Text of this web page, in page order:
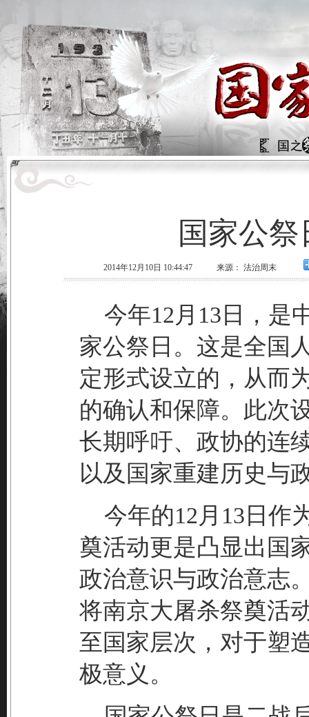
国家公
2014年12月10日 10:44:47 来源： 法治周末
今年12月13日，是
家公祭日。这是全国
定形式设立的，从而
的确认和保障。此次
长期呼吁、政协的连
以及国家重建历史与
今年的12月13日作
奠活动更是凸显出国
政治意识与政治意志
将南京大屠杀祭奠活
至国家层次，对于塑
极意义。